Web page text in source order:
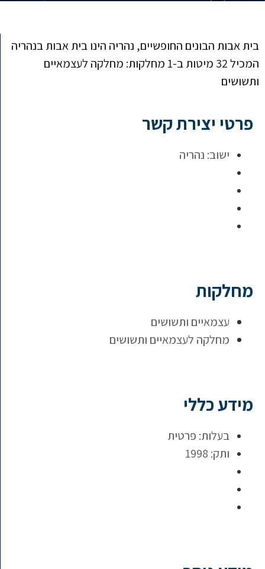
בית אבות הבונים החופשיים, נהריה הינו בית אבות בנהריה
המכיל 32 מיטות ב-1 מחלקות: מחלקה לעצמאיים
ותשושים
פרטי יצירת קשר
ישוב: נהריה
מחלקות
עצמאיים ותשושים
מחלקה לעצמאיים ותשושים
מידע כללי
בעלות: פרטית
ותק: 1998